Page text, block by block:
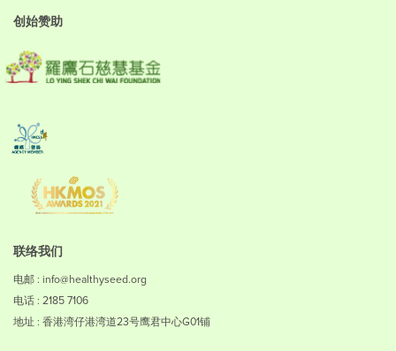
创始赞助
联络我们
电邮 : info@healthyseed.org
电话 : 2185 7106
地址 : 香港湾仔港湾道23号鹰君中心G01铺